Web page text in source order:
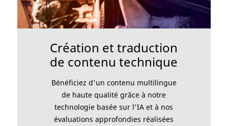
Création et traduction
de contenu technique
Bénéficiez d'un contenu multilingue
de haute qualité grâce à notre
technologie basée sur l'IA et à nos
évaluations approfondies réalisées